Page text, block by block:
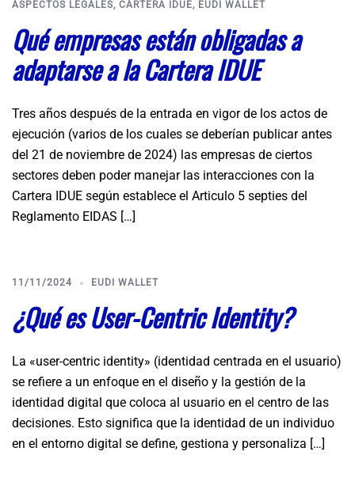
ASPECTOS LEGALES, CARTERA IDUE, EUDI WALLET
Qué empresas están obligadas a
adaptarse a la Cartera IDUE
Tres años después de la entrada en vigor de los actos de
ejecución (varios de los cuales se deberían publicar antes
del 21 de noviembre de 2024) las empresas de ciertos
sectores deben poder manejar las interacciones con la
Cartera IDUE según establece el Articulo 5 septies del
Reglamento EIDAS […]
11/11/2024 EUDI WALLET
¿Qué es User-Centric Identity?
La «user-centric identity» (identidad centrada en el usuario)
se refiere a un enfoque en el diseño y la gestión de la
identidad digital que coloca al usuario en el centro de las
decisiones. Esto significa que la identidad de un individuo
en el entorno digital se define, gestiona y personaliza […]